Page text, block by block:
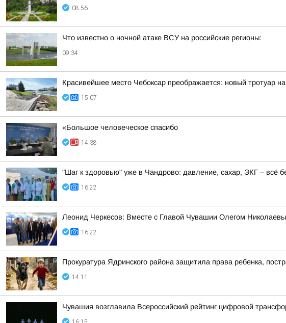
08:56
Что известно о ночной атаке ВСУ на российские регионы:
09:34
Красивейшее место Чебоксар преображается: новый тротуар
15:07
«Большое человеческое спасибо
14:38
"Шаг к здоровью" уже в Чандрово: давление, сахар, ЭКГ – всё
16:22
Леонид Черкесов: Вместе с Главой Чувашии Олегом
16:22
Прокуратура Ядринского района защитила права ребенка,
14:11
Чувашия возглавила Всероссийский рейтинг цифровой